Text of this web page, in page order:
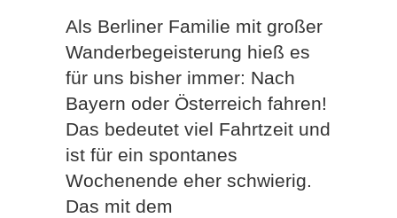
Als Berliner Familie mit großer
Wanderbegeisterung hieß es
für uns bisher immer: Nach
Bayern oder Österreich fahren!
Das bedeutet viel Fahrtzeit und
ist für ein spontanes
Wochenende eher schwierig.
Das mit dem